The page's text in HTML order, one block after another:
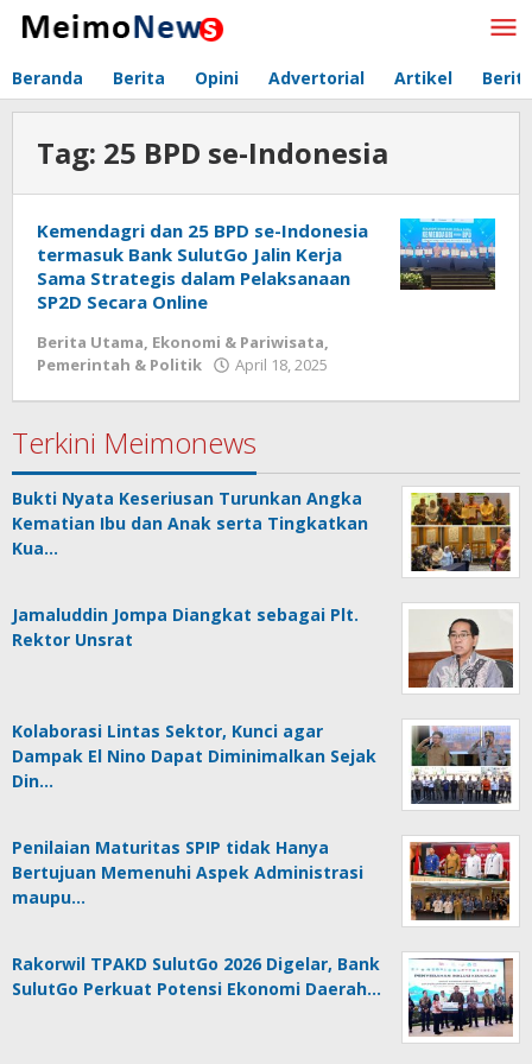
Lewati
Beranda Berita Opini Advertorial Artikel
Tag: 25 BPD se-Indonesia
Kemendagri dan 25 BPD se-Indonesia
termasuk Bank SulutGo Jalin Kerja
Sama Strategis dalam Pelaksanaan
SP2D Secara Online
Berita Utama, Ekonomi & Pariwisata,
Pemerintah & Politik
April 18, 2025
Terkini Meimonews
Bukti Nyata Keseriusan Turunkan Angka
Kematian Ibu dan Anak serta Tingkatkan
Kua…
Jamaluddin Jompa Diangkat sebagai Plt.
Rektor Unsrat
Kolaborasi Lintas Sektor, Kunci agar
Dampak El Nino Dapat Diminimalkan Sejak
Din…
Penilaian Maturitas SPIP tidak Hanya
Bertujuan Memenuhi Aspek Administrasi
maupu…
Rakorwil TPAKD SulutGo 2026 Digelar, Bank
SulutGo Perkuat Potensi Ekonomi Daerah…